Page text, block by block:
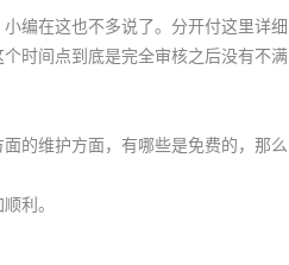
编在这也不多说了。分开付这里详细
时间点到底是完全审核之后没有不满
的维护方面，有哪些是免费的，那么
利。